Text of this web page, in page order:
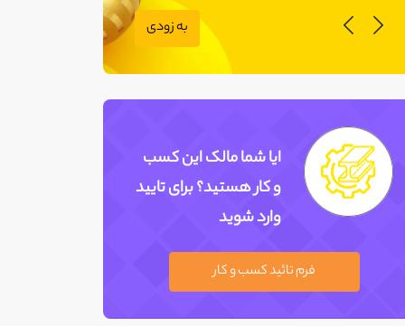
به زودی
ایا شما مالک این کسب
و کار هستید؟ برای تایید
وارد شوید
فرم تائید کسب و کار